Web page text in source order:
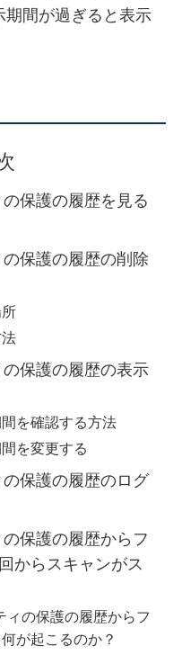
期間が過ぎると表示
保護の履歴を見る
保護の履歴の削除
保護の履歴の表示
を確認する方法
を変更する
保護の履歴のログ
保護の履歴からフ
からスキャンがス
ィの保護の履歴からフ
が起こるのか？